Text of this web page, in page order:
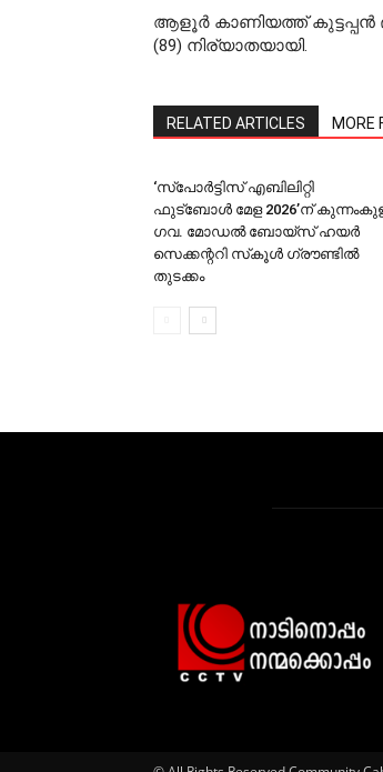
ആളൂർ കാണിയത്ത് കുട്ടപ്പൻ
(89) നിര്യാതയായി.
RELATED ARTICLES MORE
‘സ്പോര്‍ട്ടിസ് എബിലിറ്റി
ഫുട്‌ബോള്‍ മേള 2026’ന്
ഗവ. മോഡല്‍ ബോയ്‌സ് ഹയര്‍
സെക്കന്ററി സ്‌കൂള്‍ ഗ്രൗണ്ടില്‍
തുടക്കം